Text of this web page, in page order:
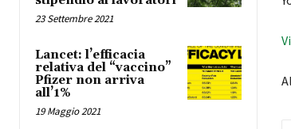
23 Settembre 2021
Lancet: l’efficacia
relativa del “vaccino”
Pfizer non arriva
all’1%
19 Maggio 2021